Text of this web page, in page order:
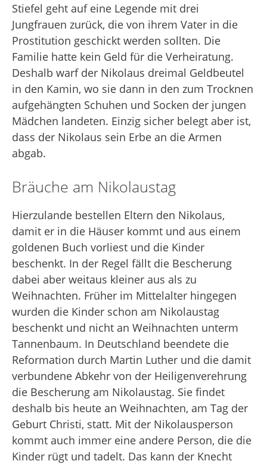
Stiefel geht auf eine Legende mit drei
Jungfrauen zurück, die von ihrem Vater in die
Prostitution geschickt werden sollten. Die
Familie hatte kein Geld für die Verheiratung.
Deshalb warf der Nikolaus dreimal Geldbeutel
in den Kamin, wo sie dann in den zum Trocknen
aufgehängten Schuhen und Socken der jungen
Mädchen landeten. Einzig sicher belegt aber ist,
dass der Nikolaus sein Erbe an die Armen
abgab.
Bräuche am Nikolaustag
Hierzulande bestellen Eltern den Nikolaus,
damit er in die Häuser kommt und aus einem
goldenen Buch vorliest und die Kinder
beschenkt. In der Regel fällt die Bescherung
dabei aber weitaus kleiner aus als zu
Weihnachten. Früher im Mittelalter hingegen
wurden die Kinder schon am Nikolaustag
beschenkt und nicht an Weihnachten unterm
Tannenbaum. In Deutschland beendete die
Reformation durch Martin Luther und die damit
verbundene Abkehr von der Heiligenverehrung
die Bescherung am Nikolaustag. Sie findet
deshalb bis heute an Weihnachten, am Tag der
Geburt Christi, statt. Mit der Nikolausperson
kommt auch immer eine andere Person, die die
Kinder rügt und tadelt. Das kann der Knecht